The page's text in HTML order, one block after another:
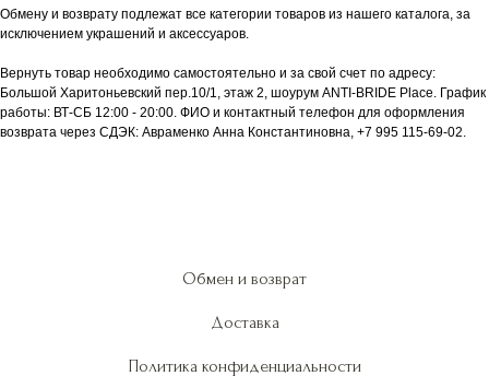
Обмену и возврату подлежат все категории товаров из нашего каталога, за
исключением украшений и аксессуаров.
Вернуть товар необходимо самостоятельно и за свой счет по адресу:
Большой Харитоньевский пер.10/1, этаж 2, шоурум ANTI-BRIDE Place. График
работы: ВТ-СБ 12:00 - 20:00. ФИО и контактный телефон для оформления
возврата через СДЭК: Авраменко Анна Константиновна, +7 995 115-69-02.
Обмен и возврат
Доставка
Политика конфиденциальности